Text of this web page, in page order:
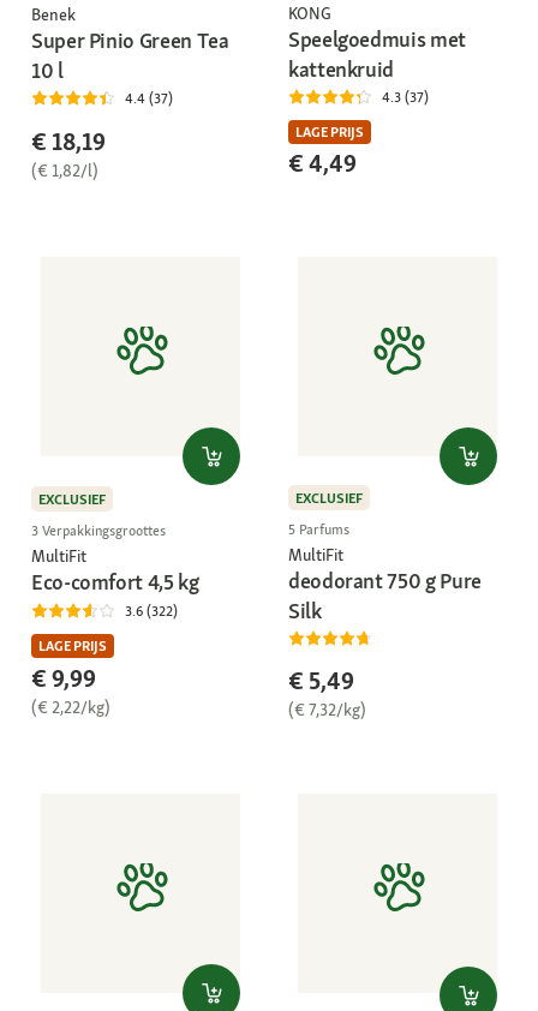
Benek
Super Pinio Green Tea
10 l
4.4 (37)
€ 18,19
(€ 1,82/l)
KONG
Speelgoedmuis met
kattenkruid
4.3 (37)
LAGE PRIJS
€ 4,49
EXCLUSIEF
3 Verpakkingsgroottes
MultiFit
Eco-comfort 4,5 kg
3.6 (322)
LAGE PRIJS
€ 9,99
(€ 2,22/kg)
EXCLUSIEF
5 Parfums
MultiFit
deodorant 750 g Pure
Silk
€ 5,49
(€ 7,32/kg)